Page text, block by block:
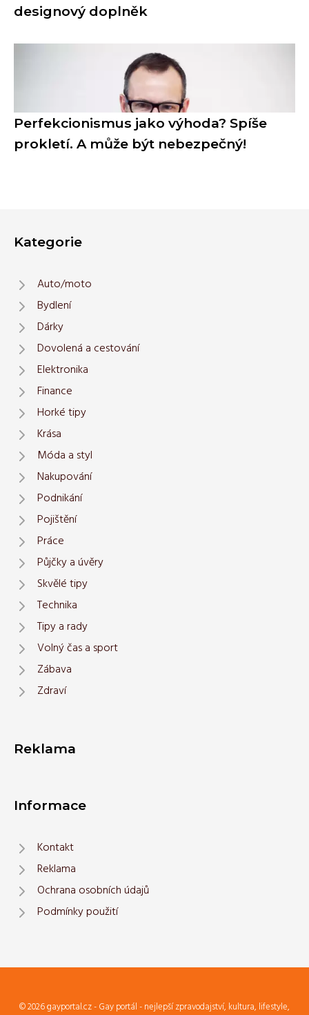
designový doplněk
Perfekcionismus jako výhoda? Spíše
prokletí. A může být nebezpečný!
Kategorie
Auto/moto
Bydlení
Dárky
Dovolená a cestování
Elektronika
Finance
Horké tipy
Krása
Móda a styl
Nakupování
Podnikání
Pojištění
Práce
Půjčky a úvěry
Skvělé tipy
Technika
Tipy a rady
Volný čas a sport
Zábava
Zdraví
Reklama
Informace
Kontakt
Reklama
Ochrana osobních údajů
Podmínky použití
© 2026 gayportal.cz - Gay portál - nejlepší zpravodajství, kultura, lifestyle,